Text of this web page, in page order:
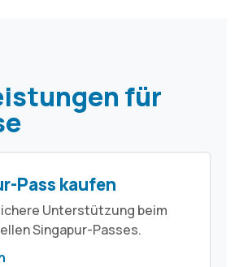
für
Pass kaufen
Unterstützung beim
Singapur-Passes.